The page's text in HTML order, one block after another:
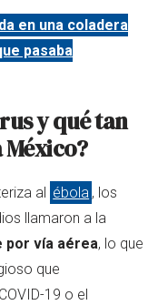
en una coladera
pasaba
y qué tan
al ébola , los
llamaron a la
por vía aérea, lo que
que
19 o el